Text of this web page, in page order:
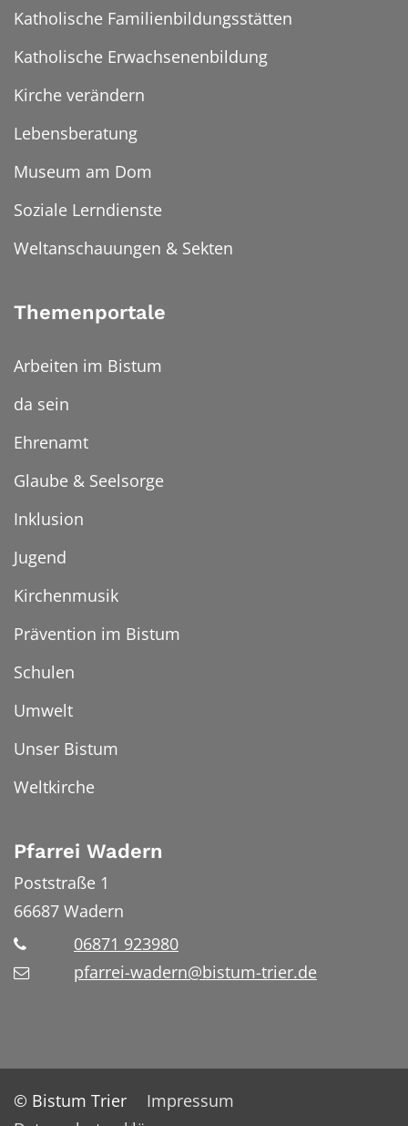
Katholische Familienbildungsstätten
Katholische Erwachsenenbildung
Kirche verändern
Lebensberatung
Museum am Dom
Soziale Lerndienste
Weltanschauungen & Sekten
Themenportale
Arbeiten im Bistum
da sein
Ehrenamt
Glaube & Seelsorge
Inklusion
Jugend
Kirchenmusik
Prävention im Bistum
Schulen
Umwelt
Unser Bistum
Weltkirche
Pfarrei Wadern
Poststraße 1
66687 Wadern
06871 923980
pfarrei-wadern@bistum-trier.de
© Bistum Trier
Impressum